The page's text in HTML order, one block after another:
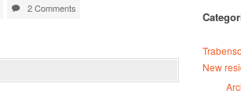
2 Comments
New